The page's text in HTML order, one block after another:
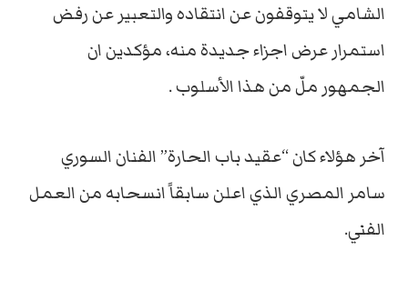
الشامي لا يتوقفون عن انتقاده والتعبير عن رفض
استمرار عرض اجزاء جديدة منه، مؤكدين ان
الجمهور ملّ من هذا الأسلوب .
آخر هؤلاء كان “عقيد باب الحارة” الفنان السوري
سامر المصري الذي اعلن سابقاً انسحابه من العمل
الفني.